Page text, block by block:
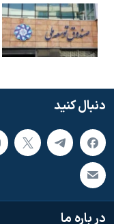
دنبال کنید
در باره ما